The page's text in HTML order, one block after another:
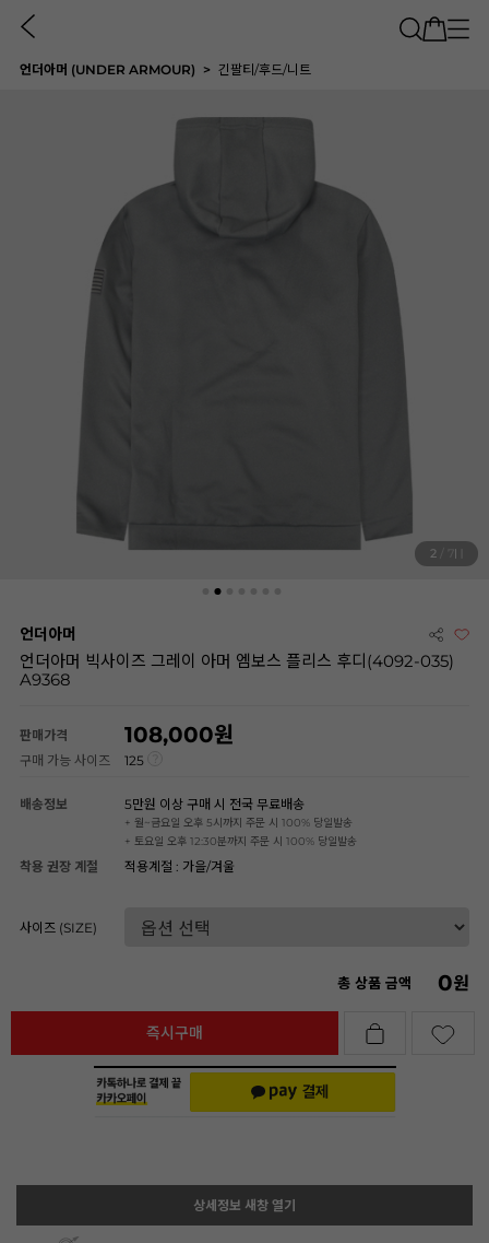
언더아머 (UNDER ARMOUR) 긴팔티/후드/니트
2 / 7
언더아머
언더아머 빅사이즈 그레이 아머 엠보스 플리스 후디(4092-035)
A9368
판매가격 108,000
구매 가능 사이즈 125
배송정보 5만원 이상 구매 시 전국 무료배송
+ 월~금요일 오후 5시까지 주문 시 100% 당일발송
+ 토요일 오후 12:30분까지 주문 시 100% 당일발송
착용 권장 계절 적용계절 : 가을/겨울
사이즈 (SIZE)
총 상품 금액 0원
즉시구매
상세정보 새창 열기